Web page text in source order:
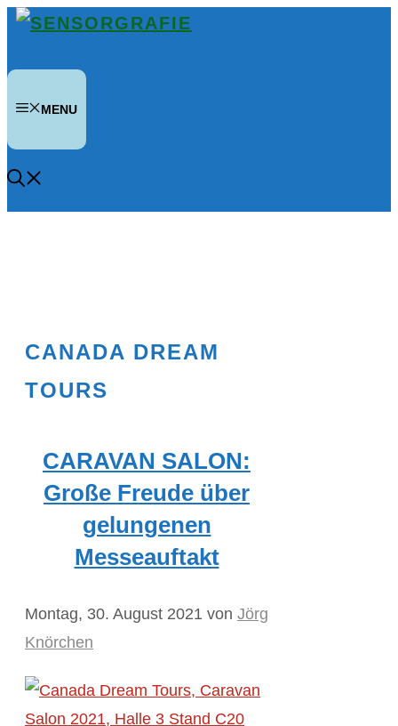
Zum
springen
MENU
CANADA DREAM
TOURS
CARAVAN SALON:
Große Freude über
gelungenen
Messeauftakt
Montag, 30. August 2021 von Jörg
Knörchen